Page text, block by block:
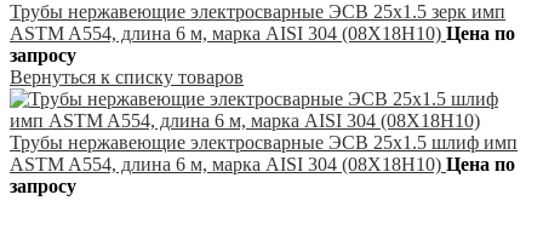
Трубы нержавеющие электросварные ЭСВ 25х1.5 зерк имп
ASTM A554, длина 6 м, марка AISI 304 (08Х18Н10) Цена по
запросу
Вернуться к списку товаров
Трубы нержавеющие электросварные ЭСВ 25х1.5 шлиф имп
ASTM A554, длина 6 м, марка AISI 304 (08Х18Н10) Цена по
запросу